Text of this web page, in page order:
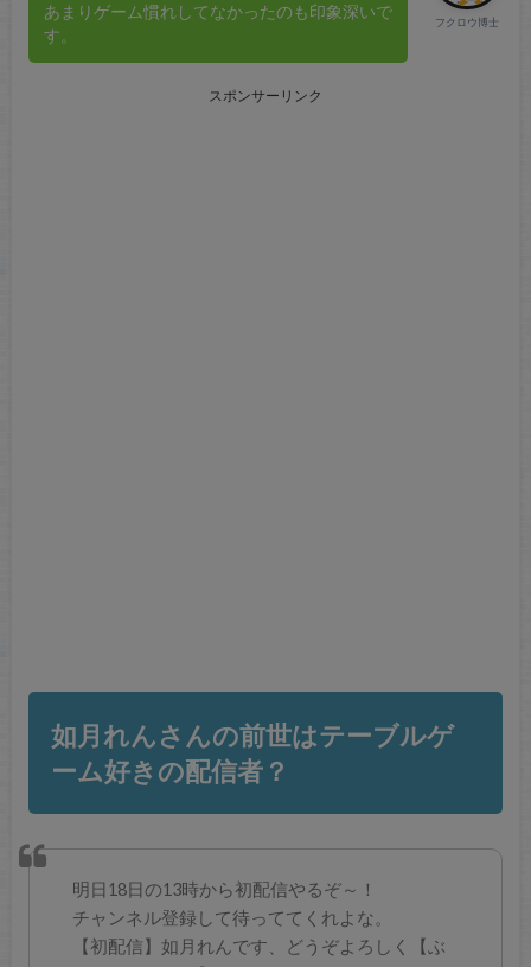
フクロウ博士
あまりゲーム慣れしてなかったのも印象深いで
す。
スポンサーリンク
如月れんさんの前世はテーブルゲ
ーム好きの配信者？
明日18日の13時から初配信やるぞ～！
チャンネル登録して待っててくれよな。
【初配信】如月れんです、どうぞよろしく【ぶ